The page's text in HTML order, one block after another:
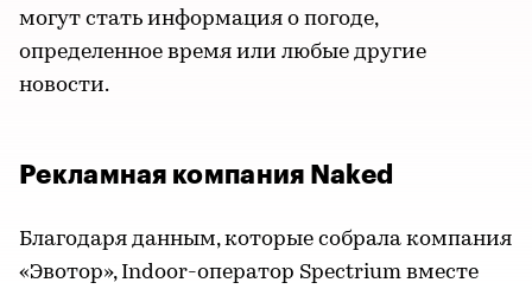
могут стать информация о погоде,
определенное время или любые другие
новости.
Рекламная компания Naked
Благодаря данным, которые собрала компания
«Эвотор», Indoor-оператор Spectrium вместе